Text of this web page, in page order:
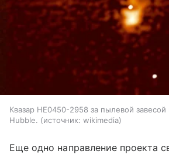
Квазар HE0450-2958 за пылевой
Hubble.
источник: wikimedia
Еще одно направление проекта